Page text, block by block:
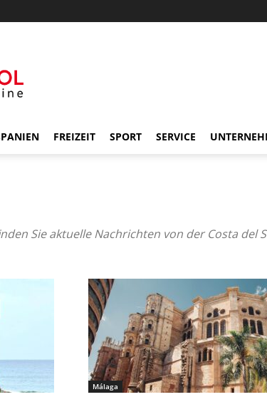
FREIZEIT SPORT SERVICE
Sie aktuelle Nachrichten von der Costa del
Málaga